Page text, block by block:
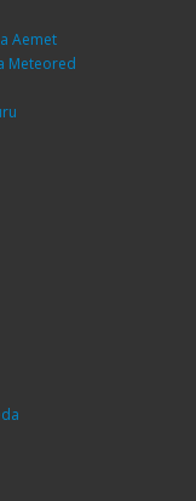
Aemet
Meteored